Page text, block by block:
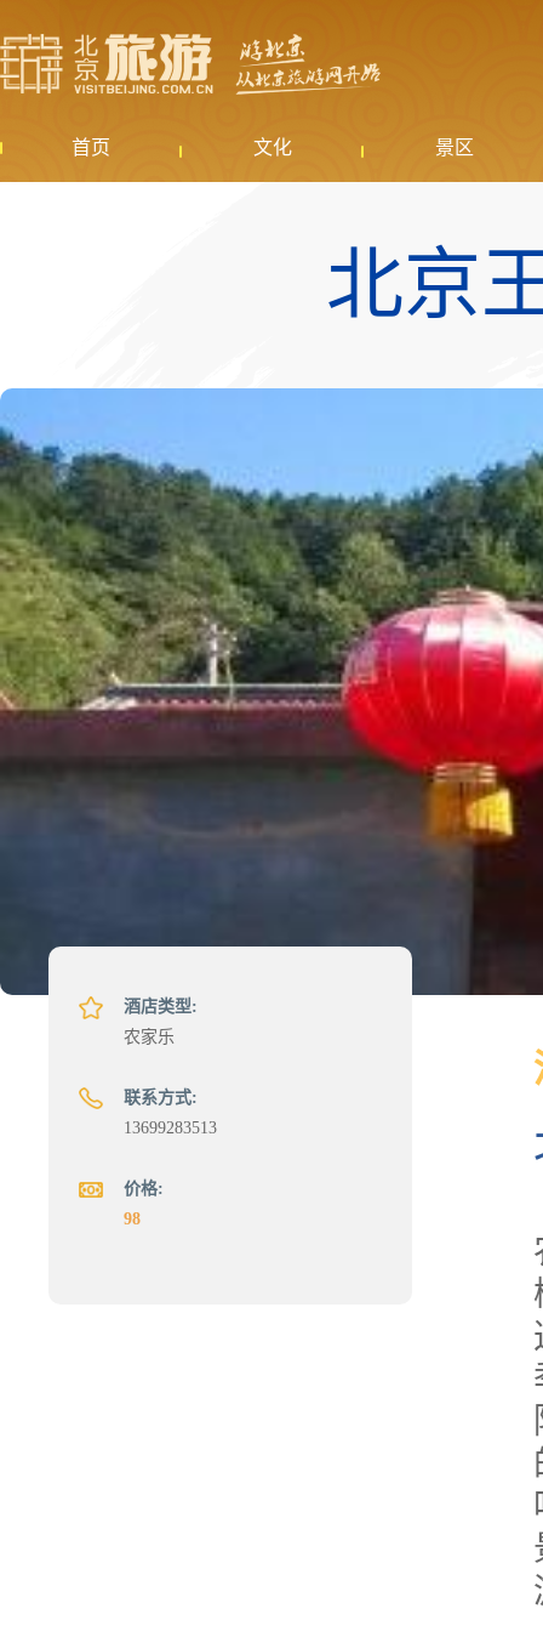
首页 文化 景区
北京
酒店类型:
农家乐
联系方式:
13699283513
价格:
98